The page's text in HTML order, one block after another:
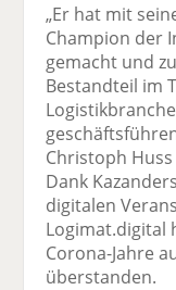
„Er hat mit
Champion der
gemacht und
Bestandteil im
Christoph
Dank
digitalen
Logimat.digital
Corona-Jahre
überstanden.